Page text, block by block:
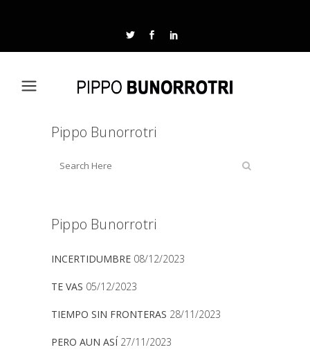
Pippo Bunorrotri
Pippo Bunorrotri
INCERTIDUMBRE 08/12/2023
TE VAS 05/12/2023
TIEMPO SIN FRONTERAS 28/11/2023
PERO AUN ASÍ 27/11/2023